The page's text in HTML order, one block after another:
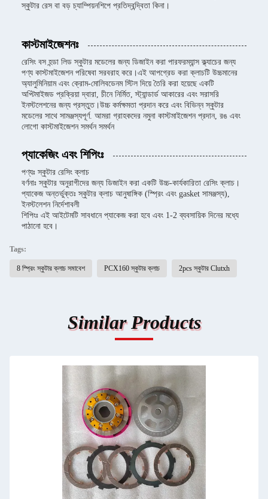
স্কুটার রেস বা বড় চ্যাম্পিয়নশিপে প্রতিদ্বন্দ্বিতা কিনা।
কাস্টমাইজেশনঃ
রেসিং বস হন্ডা লিড স্কুটার মডেলের জন্য ডিজাইন করা পারফরম্যান্স ক্ল্যাচের জন্য
পণ্য কাস্টমাইজেশন পরিষেবা সরবরাহ করে।এই আপগ্রেড করা ক্লাচটি উচ্চমানের
অ্যালুমিনিয়াম এবং ক্রোম-মোলিবডেনম স্টিল দিয়ে তৈরি করা হয়েছে একটি
অপ্টিমাইজড প্রক্রিয়া দ্বারা, চীনে নির্মিত, স্ট্যান্ডার্ড আকারের এবং সরাসরি
ইনস্টলেশনের জন্য প্রস্তুত।উচ্চ কর্মক্ষমতা প্রদান করে এবং বিভিন্ন স্কুটার
মডেলের সাথে সামঞ্জস্যপূর্ণ. আমরা গ্রাহকদের নমুনা কাস্টমাইজেশন প্রদান, রঙ এবং
লোগো কাস্টমাইজেশন সমর্থন সমর্থন
প্যাকেজিং এবং শিপিংঃ
পণ্যঃ স্কুটার রেসিং ক্লাচ
বর্ণনাঃ স্কুটার অনুরাগীদের জন্য ডিজাইন করা একটি উচ্চ-কার্যকারিতা রেসিং ক্লাচ।
প্যাকেজ অন্তর্ভুক্তঃ স্কুটার ক্লাচ আনুষাঙ্গিক (স্প্রিং এবং gasket সামঞ্জস্য),
ইনস্টলেশন নির্দেশাবলী
শিপিংঃ এই আইটেমটি সাবধানে প্যাকেজ করা হবে এবং 1-2 ব্যবসায়িক দিনের মধ্যে
পাঠানো হবে।
Tags:
8 স্প্রিং স্কুটার ক্লাচ সমাবেশ PCX160 স্কুটার ক্লাচ 2pcs স্কুটার Clutxh
Similar Products